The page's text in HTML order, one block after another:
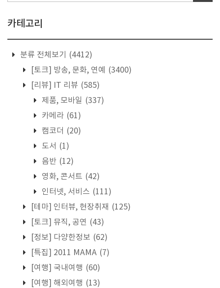
카테고리
분류 전체보기
(4412)
[토크] 방송, 문화, 연예
(3400)
[리뷰] IT 리뷰 (585)
제품, 모바일 (337)
카메라 (61)
캠코더 (20)
도서 (1)
음반 (12)
영화, 콘서트 (42)
인터넷, 서비스 (111)
[테마] 인터뷰, 현장취재 (125)
[토크] 뮤직, 공연 (43)
[정보] 다양한정보 (62)
[특집] 2011 MAMA (7)
[여행] 국내여행 (60)
[여행] 해외여행 (13)